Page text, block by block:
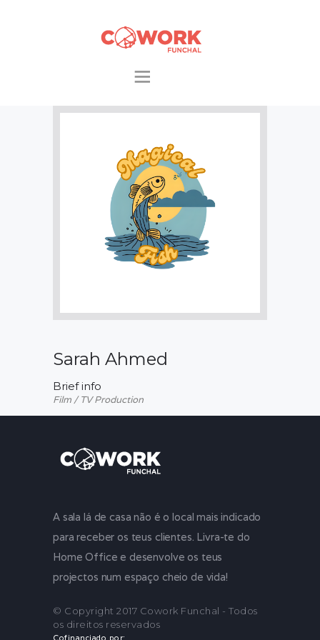
O ESPAÇO
EXTRAS
COWORKERS
EVENTOS
CONTACTOS
Sarah Ahmed
Brief info
Film / TV Production
A sala lá de casa não é o local mais indicado
para receber os teus clientes. Livra-te do
Home Office e desenvolve os teus
projectos num espaço cheio de vida!
© Copyright 2017 Cowork Funchal - Todos
os direitos reservados